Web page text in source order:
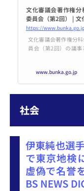
文化審議会著作権分
委員会（第2回） | 文
文化審議会著作権分
員会（第2回）の議事
www.bunka.go.jp
社会
伊東純也選
で東京地検
虚偽で名誉
BS NEWS